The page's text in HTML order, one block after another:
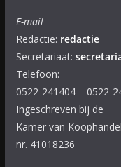
E-mail
Redactie: redactie
Secretariaat:
Telefoon:
0522-241404 – 0522-
Ingeschreven bij de
Kamer van
nr. 41018236